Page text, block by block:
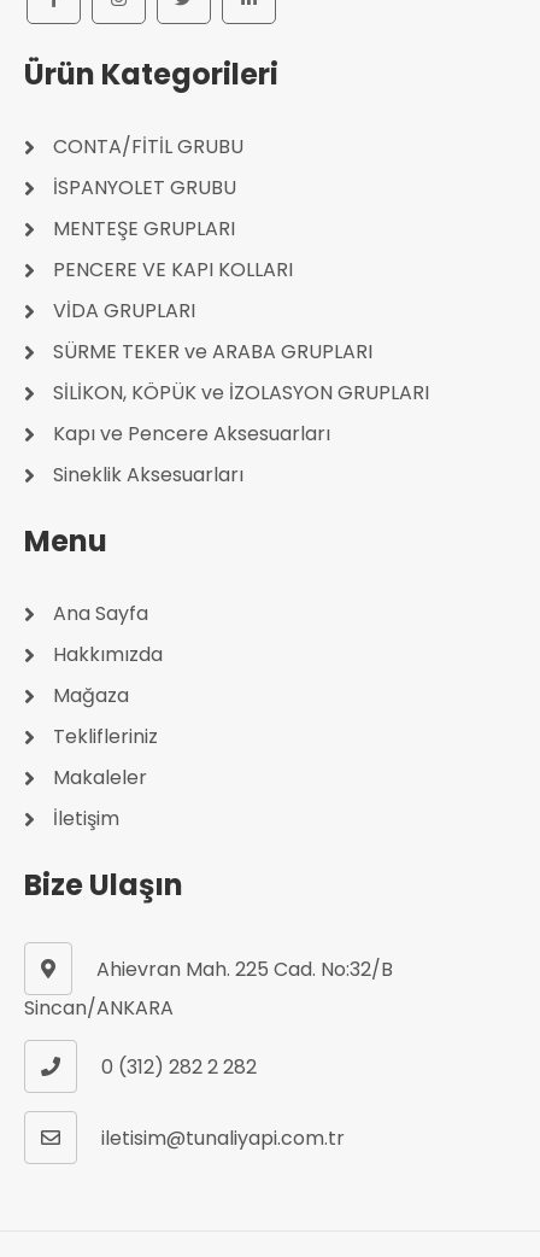
Ürün Kategorileri
CONTA/FİTİL GRUBU
İSPANYOLET GRUBU
MENTEŞE GRUPLARI
PENCERE VE KAPI KOLLARI
VİDA GRUPLARI
SÜRME TEKER ve ARABA GRUPLARI
SİLİKON, KÖPÜK ve İZOLASYON GRUPLARI
Kapı ve Pencere Aksesuarları
Sineklik Aksesuarları
Menu
Ana Sayfa
Hakkımızda
Mağaza
Teklifleriniz
Makaleler
İletişim
Bize Ulaşın
Ahievran Mah. 225 Cad. No:32/B
Sincan/ANKARA
0 (312) 282 2 282
iletisim@tunaliyapi.com.tr